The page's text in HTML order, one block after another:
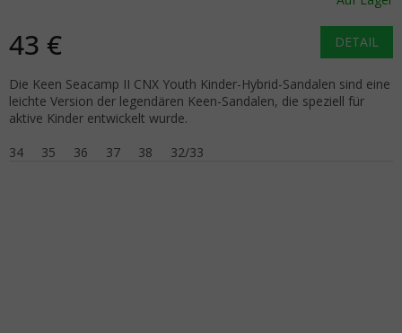
43 € DETAIL
Die Keen Seacamp II CNX Youth Kinder-Hybrid-Sandalen sind eine
leichte Version der legendären Keen-Sandalen, die speziell für
aktive Kinder entwickelt wurde.
34
35 36 37 38 32/33